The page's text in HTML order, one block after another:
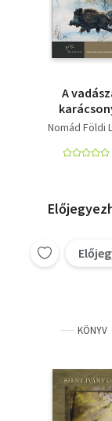
A
Nomád Földi
KÖNYV